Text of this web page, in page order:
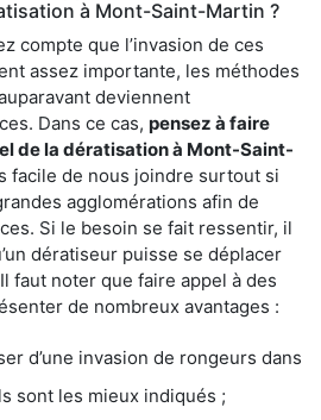
à Mont-Saint-Martin ?
compte que l’invasion de ces
assez importante, les méthodes
deviennent
Dans ce cas, pensez à faire
de la dératisation à Mont-Saint-
facile de nous joindre surtout si
agglomérations afin de
Si le besoin se fait ressentir, il
dératiseur puisse se déplacer
faut noter que faire appel à des
de nombreux avantages :
d’une invasion de rongeurs dans
sont les mieux indiqués ;